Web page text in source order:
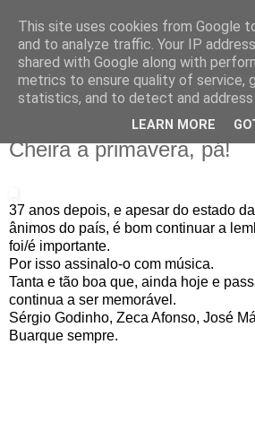
IN MY POCKET
all the things and people that i bring
Cheira a primavera, pá!
37 anos depois, e apesar do estado
ânimos do país, é bom continuar a
foi/é importante.
Por isso assinalo-o com música.
Tanta e tão boa que, ainda hoje e
continua a ser memorável.
Sérgio Godinho, Zeca Afonso, José
Buarque sempre.
This site uses cookies from Google
and to analyze traffic. Your IP
shared with Google along with
metrics to ensure quality of service,
statistics, and to detect and address
LEARN MORE